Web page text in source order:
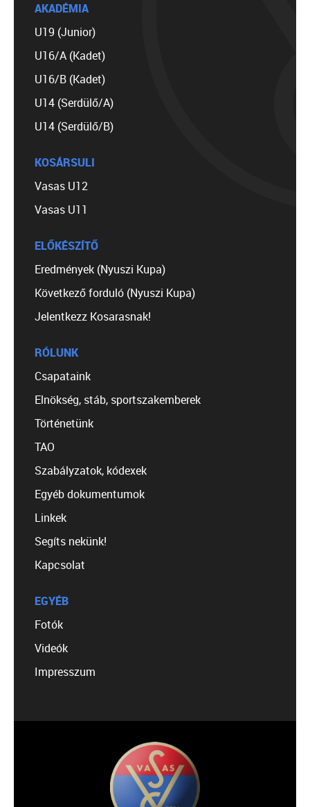
AKADÉMIA
U19 (Junior)
U16/A (Kadet)
U16/B (Kadet)
U14 (Serdülő/A)
U14 (Serdülő/B)
KOSÁRSULI
Vasas U12
Vasas U11
ELŐKÉSZÍTŐ
Eredmények (Nyuszi Kupa)
Következő forduló (Nyuszi Kupa)
Jelentkezz Kosarasnak!
RÓLUNK
Csapataink
Elnökség, stáb, sportszakemberek
Történetünk
TAO
Szabályzatok, kódexek
Egyéb dokumentumok
Linkek
Segíts nekünk!
Kapcsolat
EGYÉB
Fotók
Videók
Impresszum